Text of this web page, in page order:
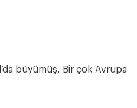
büyümüş, Bir çok Avrupa